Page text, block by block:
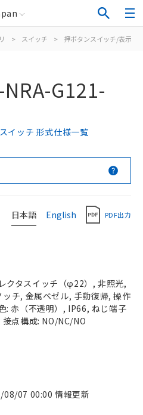
> スイッチ > 押ボタンスイッチ/表示灯
G121-
イッチ 形式仕様一覧
日本語 English PDF出力
クタスイッチ（φ22）, 非照光,
ッチ, 金属ベゼル, 手動復帰, 操作
: 赤（不透明）, IP66, ねじ端子
接点構成: NO/NC/NO
08/07 00:00 情報更新